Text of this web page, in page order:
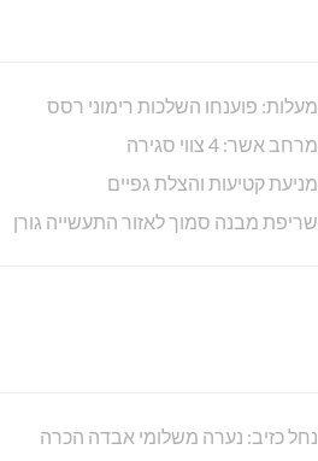
מעלות: פוענחו השלכות רימוני רסס
מרחב אשר: 4 צווי סגירה
מניעת קטיעות והצלת גפיים
שריפת מבנה סמוך לאזור התעשייה גורן
נחל כזיב: נערה משלומי אבדה הכרה